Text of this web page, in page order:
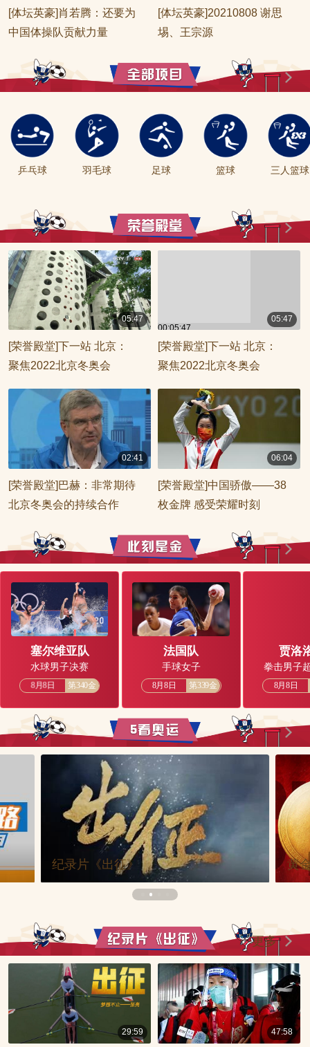
[体坛英豪]肖若腾：还要为
中国体操队贡献力量
[体坛英豪]20210808 谢思
埸、王宗源
乒乓球 羽毛球 足球 篮球 三人篮球
05:47
[荣誉殿堂]下一站 北京：
聚焦2022北京冬奥会
00:05:47
05:47
[荣誉殿堂]下一站 北京：
聚焦2022北京冬奥会
02:41
[荣誉殿堂]巴赫：非常期待
北京冬奥会的持续合作
06:04
[荣誉殿堂]中国骄傲——38
枚金牌 感受荣耀时刻
纪录片《出征》 黄
更多
29:59
47:58